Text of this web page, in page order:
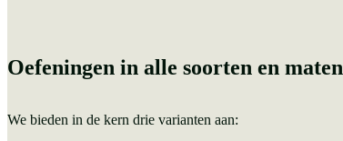
Oefeningen in alle soorten en maten
We bieden in de kern drie varianten aan: